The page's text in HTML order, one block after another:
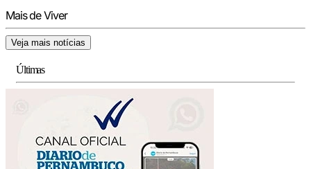
Mais de Viver
Veja mais notícias
Últimas